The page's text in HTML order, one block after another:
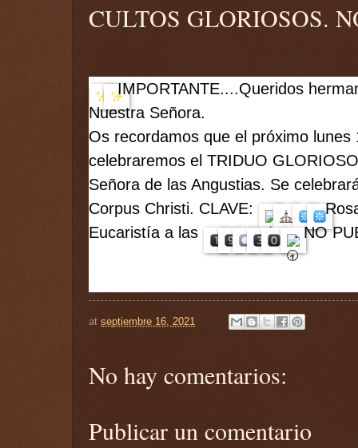
CULTOS GLORIOSOS.
IMPORTANTE....Queridos
Nuestra Señora.
Os recordamos que el próximo
celebraremos el TRIDUO
Señora de las Angustias. Se
Corpus Christi. CLAVE:
Eucaristía a las
. NO
at septiembre 16, 2021
No hay comentarios:
Publicar un comentario